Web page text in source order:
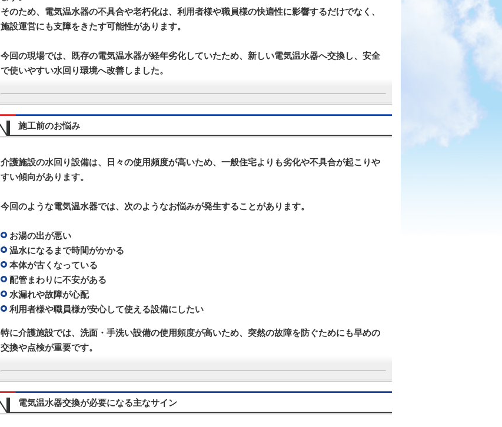
そのため、電気温水器の不具合や老朽化は、利用者様や職員様の快適性に影響するだけでなく、
施設運営にも支障をきたす可能性があります。
今回の現場では、既存の電気温水器が経年劣化していたため、新しい電気温水器へ交換し、安全
で使いやすい水回り環境へ改善しました。
施工前のお悩み
介護施設の水回り設備は、日々の使用頻度が高いため、一般住宅よりも劣化や不具合が起こりや
すい傾向があります。
今回のような電気温水器では、次のようなお悩みが発生することがあります。
お湯の出が悪い
温水になるまで時間がかかる
本体が古くなっている
配管まわりに不安がある
水漏れや故障が心配
利用者様や職員様が安心して使える設備にしたい
特に介護施設では、洗面・手洗い設備の使用頻度が高いため、突然の故障を防ぐためにも早めの
交換や点検が重要です。
電気温水器交換が必要になる主なサイン